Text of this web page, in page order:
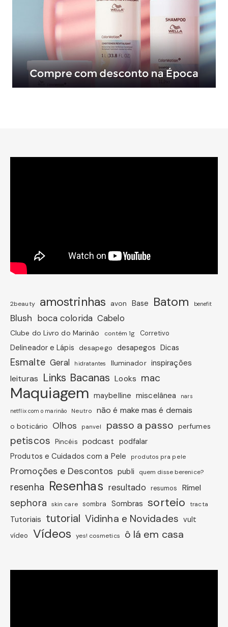
2beauty amostrinhas avon Base Batom benefit
Blush boca colorida Cabelo
Clube do Livro do Marinão contém 1g Corretivo
Delineador e Lápis desapego desapegos Dicas
Esmalte Geral hidratantes Iluminador inspirações
leituras Links Bacanas Looks mac
Maquiagem maybelline miscelânea nars
netflix com o marinão Neutro não é make mas é demais
o boticário Olhos panvel passo a passo perfumes
petiscos Pincéis podcast podfalar
Produtos e Cuidados com a Pele
produtos pra pele
Promoções e Descontos publi quem disse berenice?
resenha Resenhas resultado resumos Rímel
sephora skin care sombra Sombras sorteio tracta
Tutoriais tutorial Vidinha e Novidades vult
vídeo Vídeos yes! cosmetics ô lá em casa